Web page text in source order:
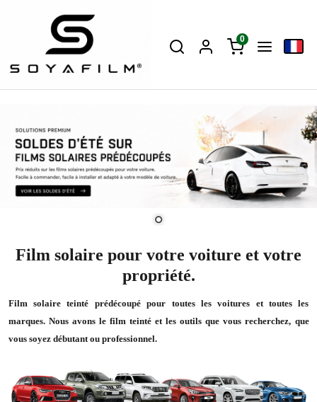
0
Film solaire pour votre voiture et votre
propriété.
Film solaire teinté prédécoupé pour toutes les voitures et toutes les
marques. Nous avons le film teinté et les outils que vous recherchez, que
vous soyez débutant ou professionnel.